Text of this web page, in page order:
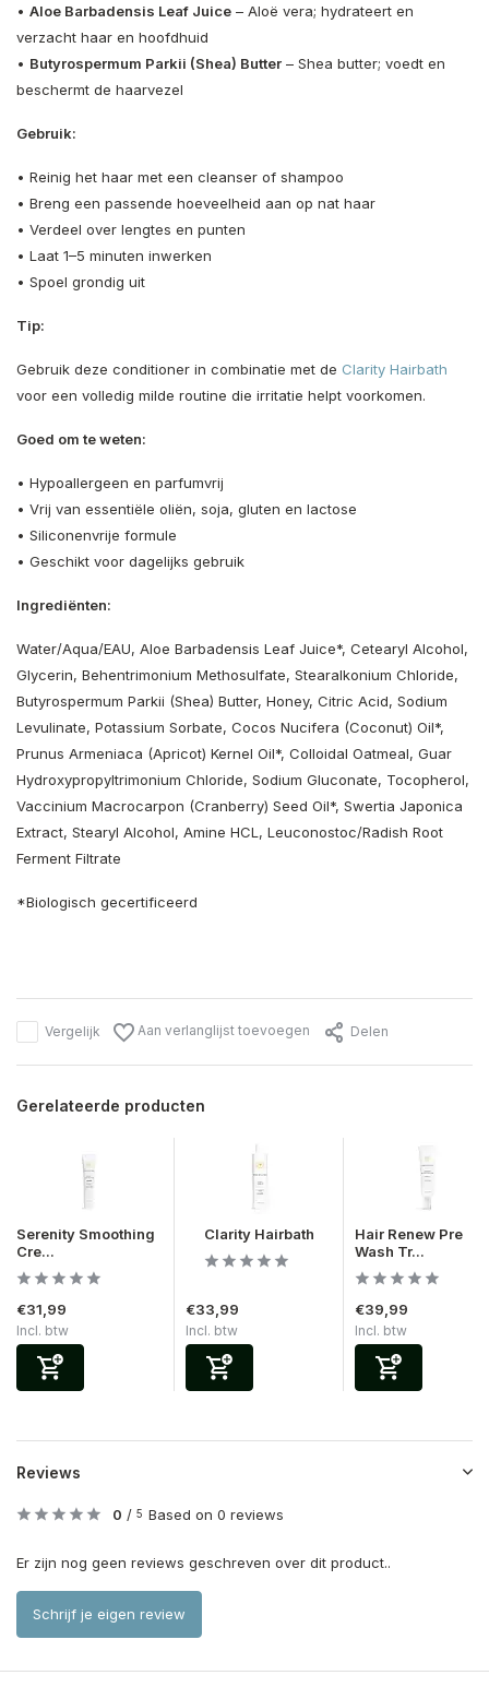
• Aloe Barbadensis Leaf Juice – Aloë vera; hydrateert en
verzacht haar en hoofdhuid
• Butyrospermum Parkii (Shea) Butter – Shea butter; voedt en
beschermt de haarvezel
Gebruik:
• Reinig het haar met een cleanser of shampoo
• Breng een passende hoeveelheid aan op nat haar
• Verdeel over lengtes en punten
• Laat 1–5 minuten inwerken
• Spoel grondig uit
Tip:
Gebruik deze conditioner in combinatie met de Clarity Hairbath
voor een volledig milde routine die irritatie helpt voorkomen.
Goed om te weten:
• Hypoallergeen en parfumvrij
• Vrij van essentiële oliën, soja, gluten en lactose
• Siliconenvrije formule
• Geschikt voor dagelijks gebruik
Ingrediënten:
Water/Aqua/EAU, Aloe Barbadensis Leaf Juice*, Cetearyl Alcohol,
Glycerin, Behentrimonium Methosulfate, Stearalkonium Chloride,
Butyrospermum Parkii (Shea) Butter, Honey, Citric Acid, Sodium
Levulinate, Potassium Sorbate, Cocos Nucifera (Coconut) Oil*,
Prunus Armeniaca (Apricot) Kernel Oil*, Colloidal Oatmeal, Guar
Hydroxypropyltrimonium Chloride, Sodium Gluconate, Tocopherol,
Vaccinium Macrocarpon (Cranberry) Seed Oil*, Swertia Japonica
Extract, Stearyl Alcohol, Amine HCL, Leuconostoc/Radish Root
Ferment Filtrate
*Biologisch gecertificeerd
Vergelijk Aan verlanglijst toevoegen Delen
Gerelateerde producten
Serenity Smoothing
Cre...
€31,99
Incl. btw
Clarity Hairbath
€33,99
Incl. btw
Hair Renew Pre
Wash Tr...
€39,99
Incl. btw
Reviews
0 / 5 Based on 0 reviews
Er zijn nog geen reviews geschreven over dit product..
Schrijf je eigen review